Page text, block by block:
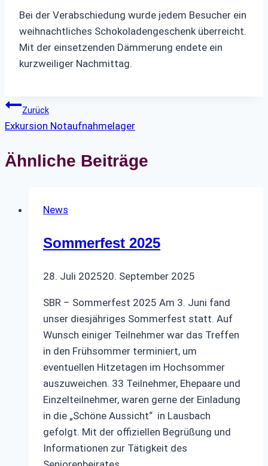
Bei der Verabschiedung wurde jedem Besucher ein
weihnachtliches Schokoladengeschenk überreicht.
Mit der einsetzenden Dämmerung endete ein
kurzweiliger Nachmittag.
Beitragsnavigation
Zurück
Exkursion Notaufnahmelager
Ähnliche Beiträge
News
Sommerfest 2025
28. Juli 202520. September 2025
SBR – Sommerfest 2025 Am 3. Juni fand
unser diesjähriges Sommerfest statt. Auf
Wunsch einiger Teilnehmer war das Treffen
in den Frühsommer terminiert, um
eventuellen Hitzetagen im Hochsommer
auszuweichen. 33 Teilnehmer, Ehepaare und
Einzelteilnehmer, waren gerne der Einladung
in die „Schöne Aussicht“ in Lausbach
gefolgt. Mit der offiziellen Begrüßung und
Informationen zur Tätigkeit des